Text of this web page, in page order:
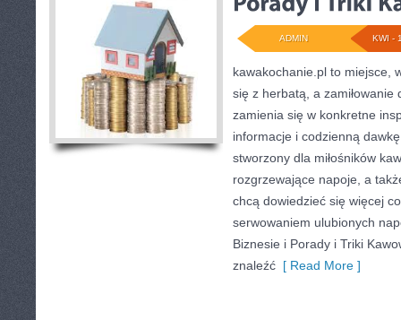
KWI -
ADMIN
kawakochanie.pl to miejsce,
się z herbatą, a
zamienia się w konkretne
informacje i codzienną
stworzony dla miłośników
rozgrzewające napoje, a
chcą dowiedzieć się więcej
serwowaniem ulubionych
Biznesie i Porady i Triki
znaleźć [ Read More ]